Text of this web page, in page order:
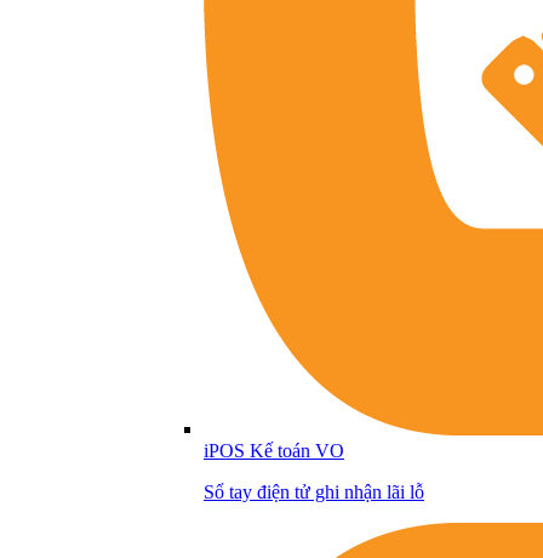
iPOS Kế toán VO
Sổ tay điện tử ghi nhận lãi lỗ